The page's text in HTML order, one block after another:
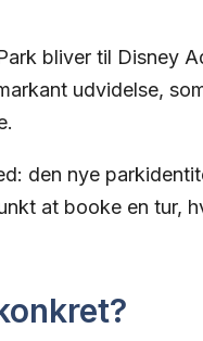
bliver til Disney
udvidelse,
den nye
at booke en tur,